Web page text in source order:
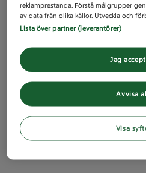
reklamprestanda. Förstå målgrupper
av data från olika källor. Utveckla och
Lista över partner (leverantörer)
Avvisa
Jag
Visa